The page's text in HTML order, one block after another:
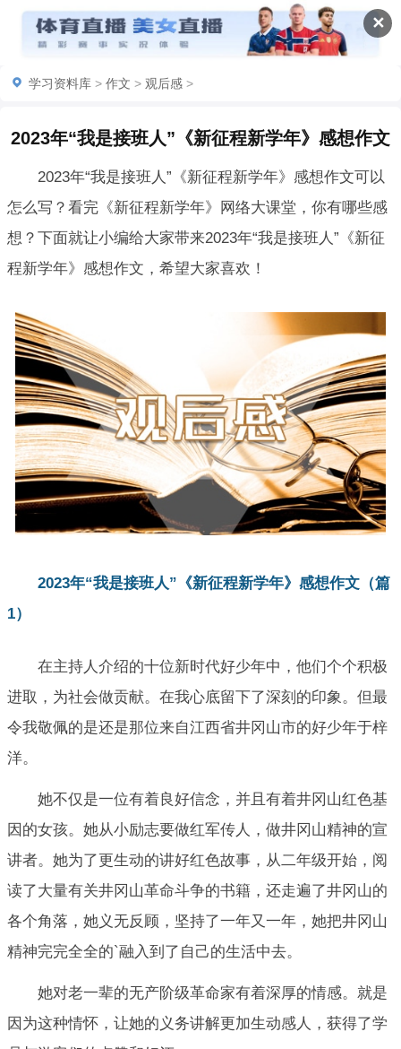
✕
学习资料库 > 作文 > 观后感 >
2023年“我是接班人”《新征程新学年》感想作文
2023年“我是接班人”《新征程新学年》感想作文可以
怎么写？看完《新征程新学年》网络大课堂，你有哪些感
想？下面就让小编给大家带来2023年“我是接班人”《新征
程新学年》感想作文，希望大家喜欢！
2023年“我是接班人”《新征程新学年》感想作文（篇
1）
在主持人介绍的十位新时代好少年中，他们个个积极
进取，为社会做贡献。在我心底留下了深刻的印象。但最
令我敬佩的是还是那位来自江西省井冈山市的好少年于梓
洋。
她不仅是一位有着良好信念，并且有着井冈山红色基
因的女孩。她从小励志要做红军传人，做井冈山精神的宣
讲者。她为了更生动的讲好红色故事，从二年级开始，阅
读了大量有关井冈山革命斗争的书籍，还走遍了井冈山的
各个角落，她义无反顾，坚持了一年又一年，她把井冈山
精神完完全全的`融入到了自己的生活中去。
她对老一辈的无产阶级革命家有着深厚的情感。就是
因为这种情怀，让她的义务讲解更加生动感人，获得了学